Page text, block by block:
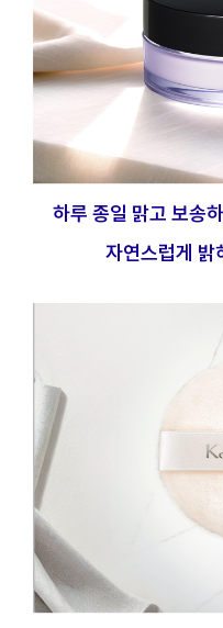
하루 종일 맑고 보송
자연스럽게 밝